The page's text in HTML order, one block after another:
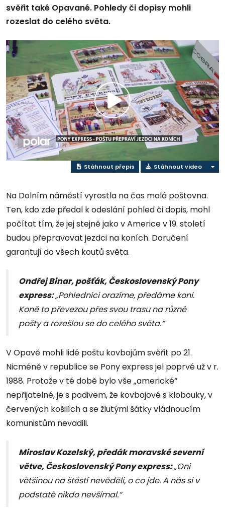
svěřit také Opavané. Pohledy či dopisy mohli
rozeslat do celého světa.
Přehrát
video
Stáhnout přepis Stáhnout video
Na Dolním náměstí vyrostla na čas malá poštovna.
Ten, kdo zde předal k odeslání pohled či dopis, mohl
počítat tím, že jej stejně jako v Americe v 19. století
budou přepravovat jezdci na koních. Doručení
garantují do všech koutů světa.
Ondřej Binar, pošťák, Československý Pony
express:„Pohlednici orazíme, předáme koni.
Koně to převezou přes svou trasu na různé
pošty a rozešlou se do celého světa.“
V Opavě mohli lidé poštu kovbojům svěřit po 21.
Nicméně v republice se Pony express jel poprvé už v r.
1988. Protože v té době bylo vše „americké“
nepřijatelné, je s podivem, že kovbojové s klobouky, v
červených košilích a se žlutými šátky vládnoucím
komunistům nevadili.
Miroslav Kozelský, předák moravské severní
větve, Československý Pony express:„Oni
většinou na štěstí nevěděli, o co jde. A nás si v
podstatě nikdo nevšímal.“